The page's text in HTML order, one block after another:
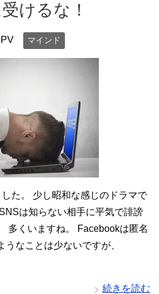
けるな！
マインド
た。 少し昭和な感じのドラマで
は知らない相手に平気で誹謗
多くいますね。 Facebookは匿名
なことは少ないですが、
続きを読む